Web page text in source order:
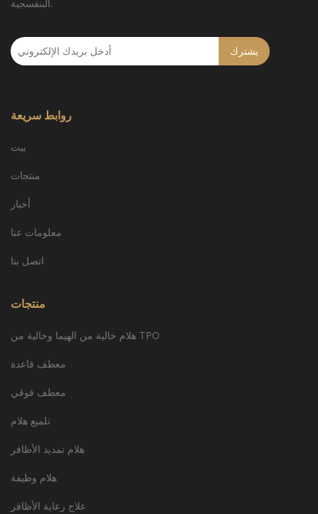
البنفسجية.
يشترك
روابط سريعة
بيت
منتجات
أخبار
معلومات عنا
اتصل بنا
منتجات
هلام خالية من الهيما وخالية من TPO
معطف قاعدة
معطف فوقي
تلميع هلام
هلام تمديد الأظافر
هلام وظيفة
علاج رعاية الأظافر